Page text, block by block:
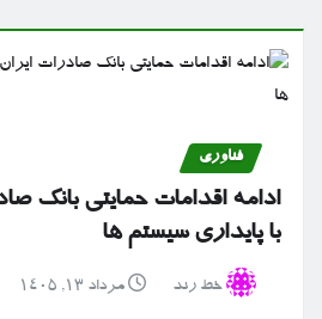
فناوری
ادامه اقدامات حمایتی بانک
با پایداری سیستم ها
خط رند مرداد ۱۳, ۱۴۰۵